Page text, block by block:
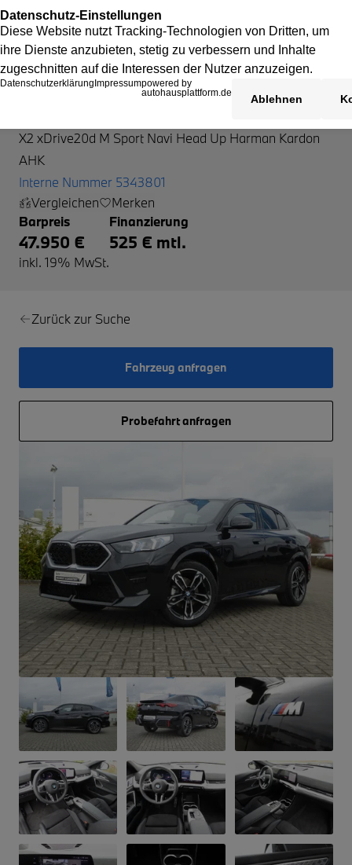
X2 xDrive20d M Sport Navi Head Up Harman Kardon
AHK
Interne Nummer 5343801
Vergleichen
Merken
Barpreis
47.950 €
inkl. 19% MwSt.
Finanzierung
525 € mtl.
Zurück zur Suche
Fahrzeug anfragen
Probefahrt anfragen